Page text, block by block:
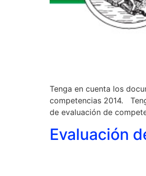
Tenga en cuenta los
competencias 2014.
de evaluación de
Evaluación